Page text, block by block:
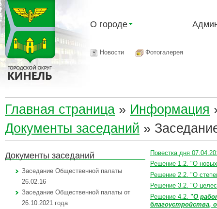
О городе
Новости Фотогалерея
Главная страница » Информация
Документы заседаний »
Документы заседаний
Заседание Общественной палаты
26.02.16
Заседание Общественной палаты от
26.10.2021 года
Повестка дня
Решение 1.2. "О
Решение 2.2. "О
Решение 3.2. "О
Решение 4.2. "О
благоустройства,